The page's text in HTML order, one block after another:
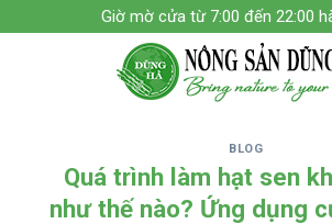
to
Giờ mờ cửa từ 7:00 đến 22:00
BLOG
Quá trình làm hạt sen
như thế nào? Ứng dụng